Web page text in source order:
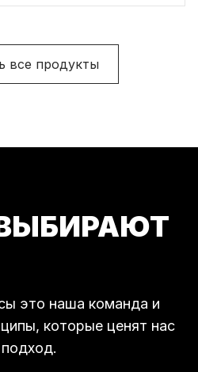
все продукты
это наша команда и
которые ценят нас